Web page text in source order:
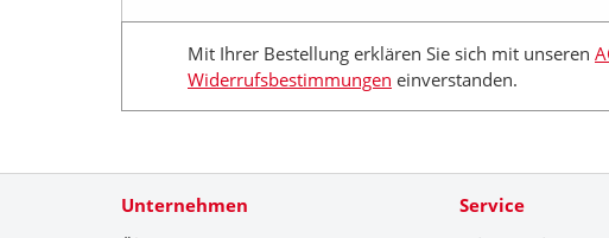
Mit Ihrer Bestellung erklären Sie sich mit unseren
Widerrufsbestimmungen einverstanden.
Unternehmen
Service